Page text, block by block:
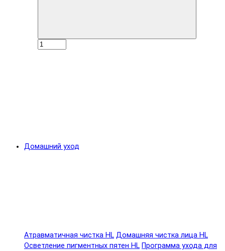
Домашний уход
Атравматичная чистка HL Домашняя чистка лица HL
Осветление пигментных пятен HL Программа ухода для